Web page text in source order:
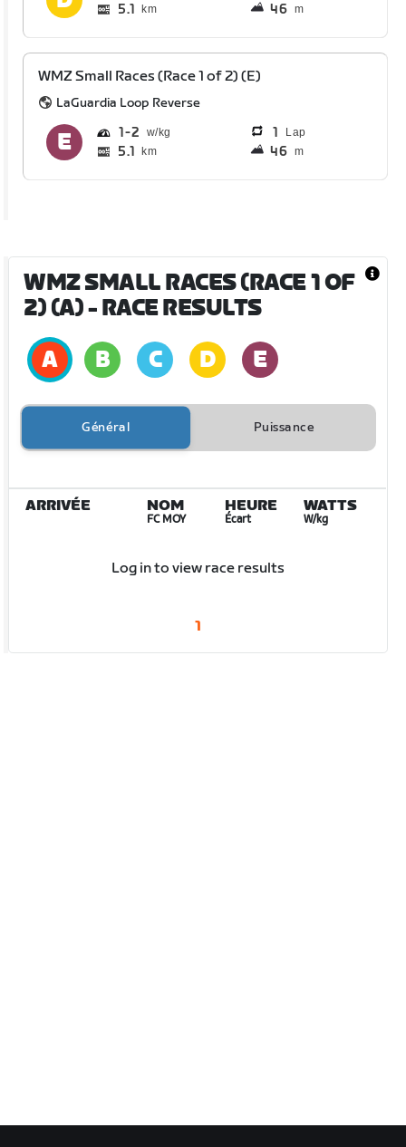
5.1 km 46 m
WMZ Small Races (Race 1 of 2) (E)
LaGuardia Loop Reverse
1 2 1 Lap
5.1 km 46 m
WMZ SMALL RACES (RACE 1 OF
2) (A)- RACE RESULTS
Général Puissance
ARRIVÉE NOM
FC MOY
HEURE
Écart
WATTS
W/kg
Log in to view race results
1